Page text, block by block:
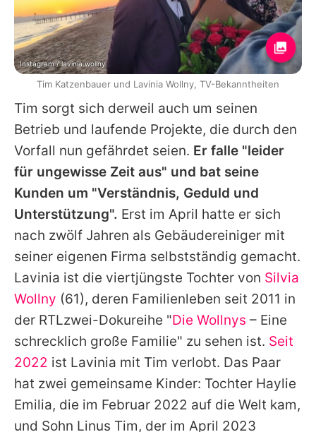
Tim sorgt sich derweil auch um seinen
Betrieb und laufende Projekte, die durch den
Vorfall nun gefährdet seien. Er falle "leider
für ungewisse Zeit aus" und bat seine
Kunden um "Verständnis, Geduld und
Unterstützung". Erst im April hatte er sich
nach zwölf Jahren als Gebäudereiniger mit
seiner eigenen Firma selbstständig gemacht.
Lavinia ist die viertjüngste Tochter von Silvia
Wollny (61), deren Familienleben seit 2011 in
der RTLzwei-Dokureihe "Die Wollnys – Eine
schrecklich große Familie" zu sehen ist. Seit
2022 ist Lavinia mit Tim verlobt. Das Paar
hat zwei gemeinsame Kinder: Tochter Haylie
Emilia, die im Februar 2022 auf die Welt kam,
und Sohn Linus Tim, der im April 2023
Instagram / lavinia.wollny
Tim Katzenbauer und Lavinia Wollny, TV-Bekanntheiten